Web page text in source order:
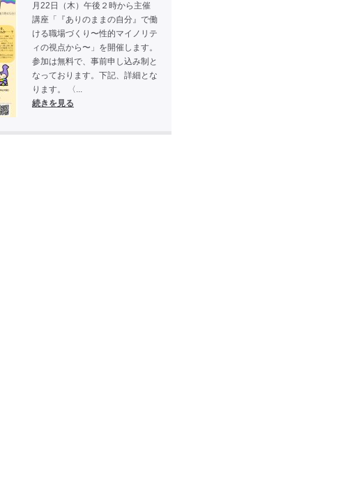
月22日（木）午後２時から主催
講座「『ありのままの自分』で働
ける職場づくり〜性的マイノリテ
ィの視点から〜」を開催します。
参加は無料で、事前申し込み制と
なっております。下記、詳細とな
ります。 〈...
続きを見る